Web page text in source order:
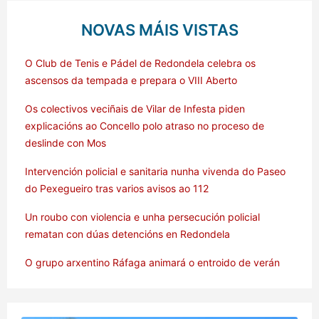
NOVAS MÁIS VISTAS
O Club de Tenis e Pádel de Redondela celebra os
ascensos da tempada e prepara o VIII Aberto
Os colectivos veciñais de Vilar de Infesta piden
explicacións ao Concello polo atraso no proceso de
deslinde con Mos
Intervención policial e sanitaria nunha vivenda do Paseo
do Pexegueiro tras varios avisos ao 112
Un roubo con violencia e unha persecución policial
rematan con dúas detencións en Redondela
O grupo arxentino Ráfaga animará o entroido de verán